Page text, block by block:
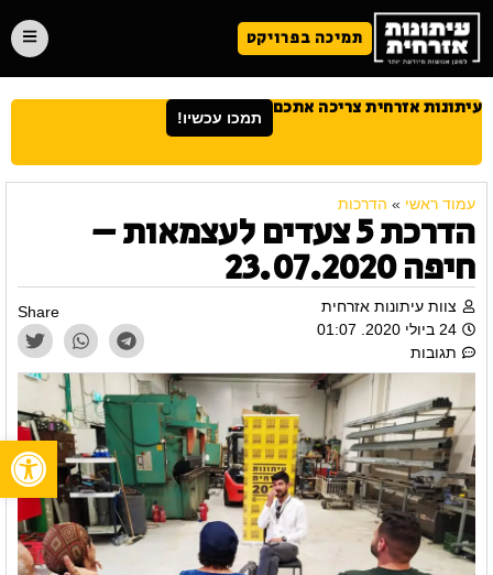
תמיכה בפרויקט
עיתונות אזרחית צריכה אתכם תמכו עכשיו!
עמוד ראשי » הדרכות
הדרכת 5 צעדים לעצמאות –
חיפה 23.07.2020
צוות עיתונות אזרחית
24 ביולי 2020. 01:07
תגובות
Share